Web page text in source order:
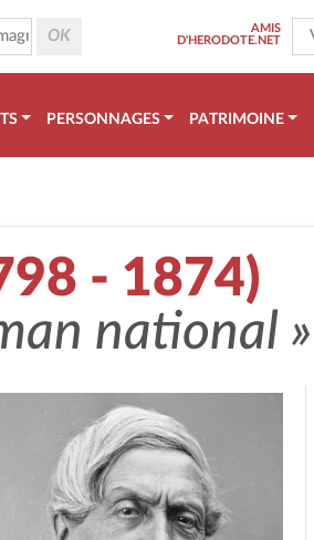
AMIS
D'HERODOTE.NET
PERSONNAGES PATRIMOINE
- 1874)
national »